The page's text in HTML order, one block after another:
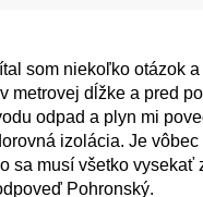
som niekoľko otázok
metrovej dĺžke a pred
odpad a plyn mi
izolácia. Je
sa musí všetko
Pohronský.